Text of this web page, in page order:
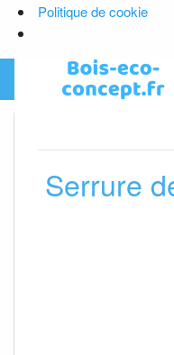
Politique de cookie
Serrure